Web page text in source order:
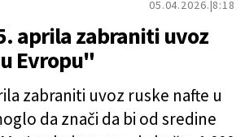
05.04.2026. 8:18
aprila zabraniti uvoz
Evropu"
zabraniti uvoz ruske nafte u
da znači da bi od sredine